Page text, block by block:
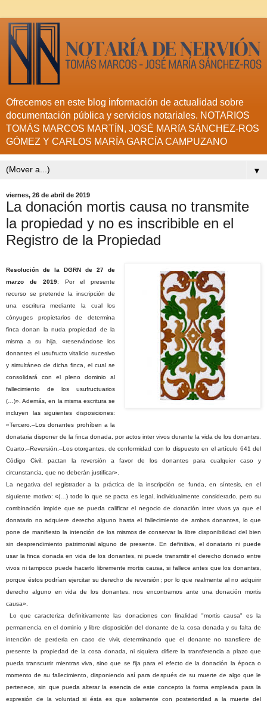
Ofrecemos en este blog información de actualidad sobre
documentación pública y servicios notariales. NOTARIOS
TOMÁS MARCOS MARTÍN, JOSÉ MARíA SÁNCHEZ-ROS
GÓMEZ Y CARLOS MARÍA GARCÍA CAMPUZANO
▼
viernes, 26 de abril de 2019
La donación mortis causa no transmite
la propiedad y no es inscribible en el
Registro de la Propiedad
Resolución de la DGRN de 27 de
marzo de 2019: Por el presente
recurso se pretende la inscripción de
una escritura mediante la cual los
cónyuges propietarios de determina
finca donan la nuda propiedad de la
misma a su hija, «reservándose los
donantes el usufructo vitalicio sucesivo
y simultáneo de dicha finca, el cual se
consolidará con el pleno dominio al
fallecimiento de los usufructuarios
(…)». Además, en la misma escritura se
incluyen las siguientes disposiciones:
«Tercero.–Los donantes prohíben a la
donataria disponer de la finca donada, por actos inter vivos durante la vida de los donantes.
Cuarto.–Reversión.–Los otorgantes, de conformidad con lo dispuesto en el artículo 641 del
Código Civil, pactan la reversión a favor de los donantes para cualquier caso y
circunstancia, que no deberán justificar».
La negativa del registrador a la práctica de la inscripción se funda, en síntesis, en el
siguiente motivo: «(…) todo lo que se pacta es legal, individualmente considerado, pero su
combinación impide que se pueda calificar el negocio de donación inter vivos ya que el
donatario no adquiere derecho alguno hasta el fallecimiento de ambos donantes, lo que
pone de manifiesto la intención de los mismos de conservar la libre disponibilidad del bien
sin desprendimiento patrimonial alguno de presente. En definitiva, el donatario ni puede
usar la finca donada en vida de los donantes, ni puede transmitir el derecho donado entre
vivos ni tampoco puede hacerlo libremente mortis causa, si fallece antes que los donantes,
porque éstos podrían ejercitar su derecho de reversión; por lo que realmente al no adquirir
derecho alguno en vida de los donantes, nos encontramos ante una donación mortis
causa».
Lo que caracteriza definitivamente las donaciones con finalidad "mortis causa" es la
permanencia en el dominio y libre disposición del donante de la cosa donada y su falta de
intención de perderla en caso de vivir, determinando que el donante no transfiere de
presente la propiedad de la cosa donada, ni siquiera difiere la transferencia a plazo que
pueda transcurrir mientras viva, sino que se fija para el efecto de la donación la época o
momento de su fallecimiento, disponiendo así para después de su muerte de algo que le
pertenece, sin que pueda alterar la esencia de este concepto la forma empleada para la
expresión de la voluntad si ésta es que solamente con posterioridad a la muerte del